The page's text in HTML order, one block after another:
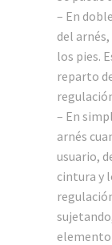
– En
del
los pies.
reparto
– En
arnés
usuario,
cintura y
elemento